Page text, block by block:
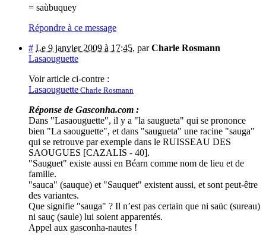
= saùbuquey
Répondre à ce message
# Le 9 janvier 2009 à 17:45, parCharle Rosmann
Lasaouguette
Voir article ci-contre :
Lasaouguette Charle Rosmann
Réponse de Gasconha.com :
Dans "Lasaouguette", il y a "la saugueta" qui se prononce
bien "La saouguette", et dans "saugueta" une racine "sauga"
qui se retrouve par exemple dans le RUISSEAU DES
SAOUGUES [CAZALIS - 40].
"Sauguet" existe aussi en Béarn comme nom de lieu et de
famille.
"sauca" (sauque) et "Sauquet" existent aussi, et sont peut-être
des variantes.
Que signifie "sauga" ? Il n’est pas certain que ni saüc (sureau)
ni sauç (saule) lui soient apparentés.
Appel aux gasconha-nautes !